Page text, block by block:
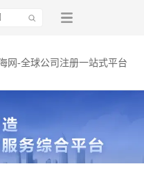
网-全球公司注册一站式平台